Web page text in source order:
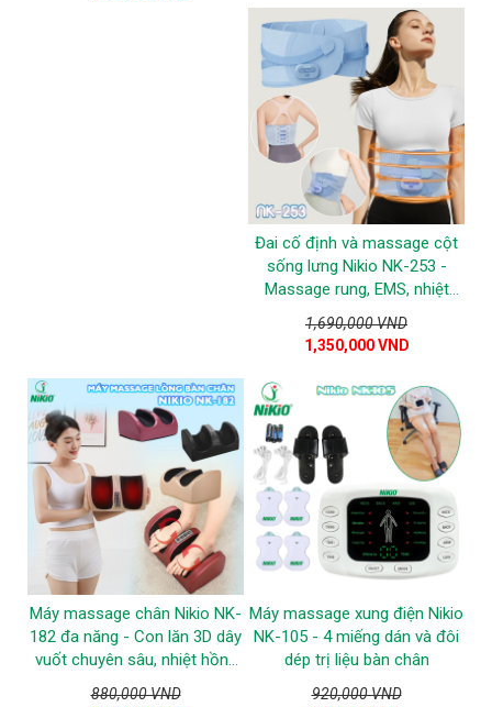
Đai cố định và massage cột
sống lưng Nikio NK-253 -
Massage rung, EMS, nhiệt
nóng
1,690,000 VND
1,350,000 VND
Máy massage chân Nikio NK-
182 đa năng - Con lăn 3D dây
vuốt chuyên sâu, nhiệt hồng
ngoại
880,000 VND
Máy massage xung điện Nikio
NK-105 - 4 miếng dán và đôi
dép trị liệu bàn chân
920,000 VND